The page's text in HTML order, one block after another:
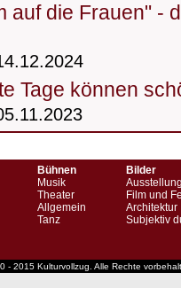
auf die Frauen" -
Tage können
Bühnen
Musik
Theater
Allgemein
Tanz
Bilder
Film und
Architektur
Subjektiv
- 2015 Kulturvollzug. Alle Rechte